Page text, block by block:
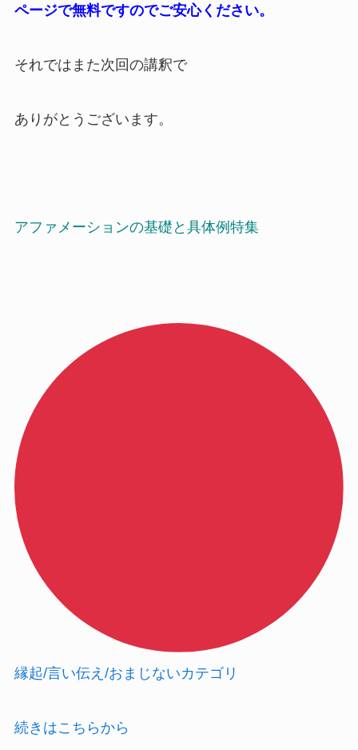
ページで無料ですのでご安心ください。
それではまた次回の講釈で
ありがとうございます。
アファメーションの基礎と具体例特集
縁起/言い伝え/おまじないカテゴリ
続きはこちらから